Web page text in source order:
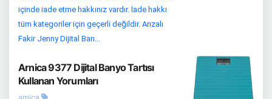
içinde iade etme hakkınız vardır. İade hakkı
tüm kategoriler için geçerli değildir. Arızalı
Fakir Jenny Dijital Ban...
Arnica 9377 Dijital Banyo Tartısı
Kullanan Yorumları